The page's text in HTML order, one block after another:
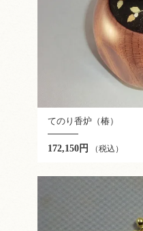
てのり香炉（椿）
172,150円 （税込）